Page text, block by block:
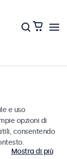
e uso
opzioni di
consentendo
Mostra di più